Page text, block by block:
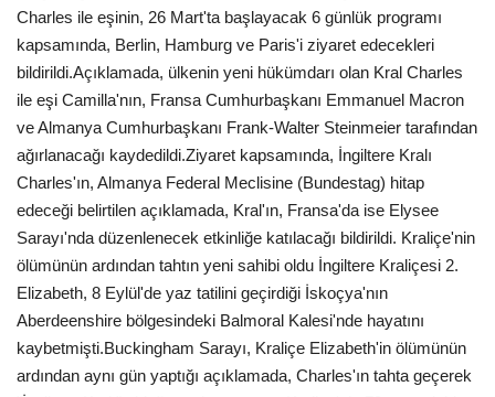
Pazaryeri
Kültür - Sanat
Firma Rehberi
Restoranlar
Sağlık
Etkinlik
Teknoloji
Charles ile eşinin, 26 Mart'ta başlayacak 6 günlük programı
kapsamında, Berlin, Hamburg ve Paris'i ziyaret edecekleri
bildirildi.Açıklamada, ülkenin yeni hükümdarı olan Kral Charles
ile eşi Camilla'nın, Fransa Cumhurbaşkanı Emmanuel Macron
ve Almanya Cumhurbaşkanı Frank-Walter Steinmeier tarafından
ağırlanacağı kaydedildi.Ziyaret kapsamında, İngiltere Kralı
Charles'ın, Almanya Federal Meclisine (Bundestag) hitap
edeceği belirtilen açıklamada, Kral'ın, Fransa'da ise Elysee
Sarayı'nda düzenlenecek etkinliğe katılacağı bildirildi. Kraliçe'nin
ölümünün ardından tahtın yeni sahibi oldu İngiltere Kraliçesi 2.
Elizabeth, 8 Eylül'de yaz tatilini geçirdiği İskoçya'nın
Aberdeenshire bölgesindeki Balmoral Kalesi'nde hayatını
kaybetmişti.Buckingham Sarayı, Kraliçe Elizabeth'in ölümünün
ardından aynı gün yaptığı açıklamada, Charles'ın tahta geçerek